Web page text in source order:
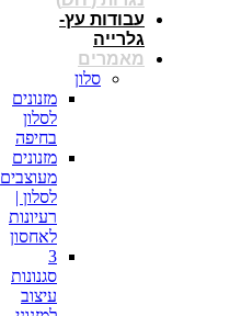
עבודות עץ-
גלרייה
מאמרים
סלון
מזנונים
לסלון
בחיפה
מזנונים
מעוצבים
לסלון |
רעיונות
לאחסון
3
סגנונות
עיצוב